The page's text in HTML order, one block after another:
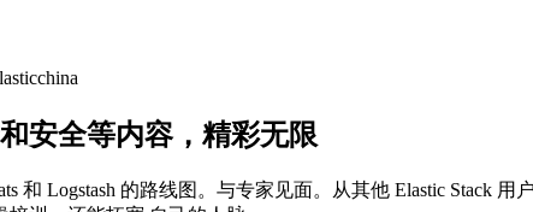
安全等内容，精彩无限
和 Logstash 的路线图。与专家见面。从其他 Elastic